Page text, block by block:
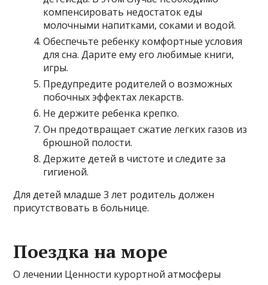
компенсировать недостаток еды
молочными напитками, соками и водой.
Обеспечьте ребенку комфортные условия
для сна. Дарите ему его любимые книги,
игры.
Предупредите родителей о возможных
побочных эффектах лекарств.
Не держите ребенка крепко.
Он предотвращает сжатие легких газов из
брюшной полости.
Держите детей в чистоте и следите за
гигиеной.
Для детей младше 3 лет родитель должен
присутствовать в больнице.
Поездка на море
О лечении Ценности курортной атмосферы